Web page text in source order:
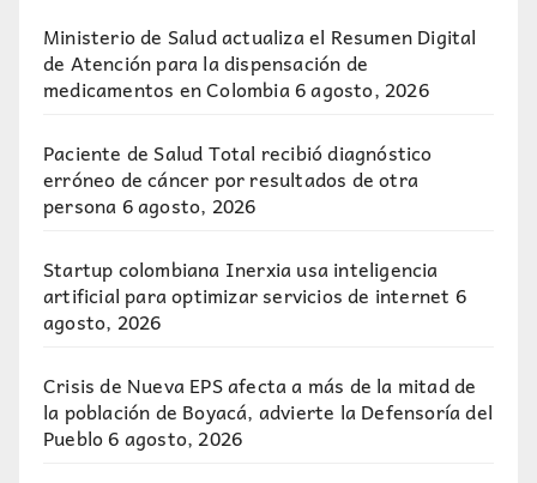
Ministerio de Salud actualiza el Resumen Digital
de Atención para la dispensación de
medicamentos en Colombia6 agosto, 2026
Paciente de Salud Total recibió diagnóstico
erróneo de cáncer por resultados de otra
persona6 agosto, 2026
Startup colombiana Inerxia usa inteligencia
artificial para optimizar servicios de internet 6
agosto, 2026
Crisis de Nueva EPS afecta a más de la mitad de
la población de Boyacá, advierte la Defensoría del
Pueblo6 agosto, 2026